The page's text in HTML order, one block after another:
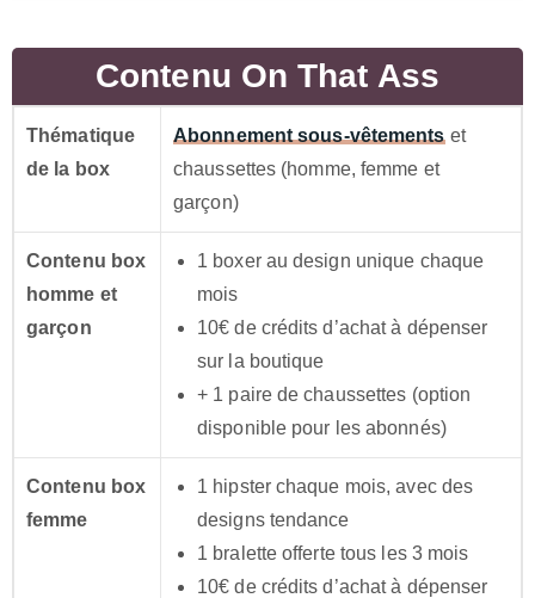
Contenu On That Ass
Thématique
de la box
Abonnement sous-vêtementset
chaussettes (homme, femme et
garçon)
Contenu box
homme et
garçon
1 boxer au design unique chaque
mois
10€ de crédits d’achat à dépenser
sur la boutique
+ 1 paire de chaussettes (option
disponible pour les abonnés)
Contenu box
femme
1 hipster chaque mois, avec des
designs tendance
1 bralette offerte tous les 3 mois
10€ de crédits d’achat à dépenser